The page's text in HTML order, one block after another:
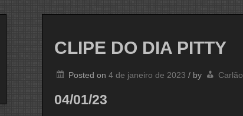
CLIPE DO DIA PITTY
Posted on 4 de janeiro de 2023 / by Carlão
04/01/23